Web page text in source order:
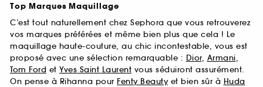
Top Marques Maquillage
C’est tout naturellement chez Sephora que vous retrouverez
vos marques préférées et même bien plus que cela ! Le
maquillage haute-couture, au chic incontestable, vous est
proposé avec une sélection remarquable : Dior, Armani,
Tom Ford et Yves Saint Laurent vous séduiront assurément.
On pense à Rihanna pour Fenty Beautyet bien sûr à Huda